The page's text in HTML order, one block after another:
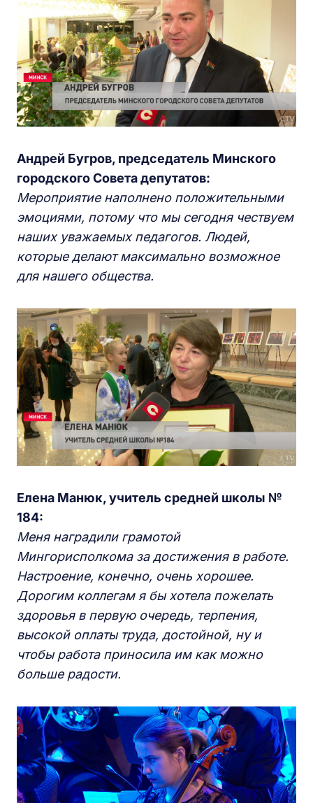
Андрей Бугров, председатель Минского
городского Совета депутатов:
Мероприятие наполнено положительными
эмоциями, потому что мы сегодня чествуем
наших уважаемых педагогов. Людей,
которыеделаютмаксимально возможное
для нашего общества.
Елена Манюк, учитель средней школы №
184:
Меня наградили грамотой
Мингорисполкома за достижения в работе.
Настроение, конечно, очень хорошее.
Дорогим коллегам я бы хотела пожелать
здоровья в первую очередь, терпения,
высокой оплаты труда, достойной, ну и
чтобы работа приносила им как можно
больше радости.